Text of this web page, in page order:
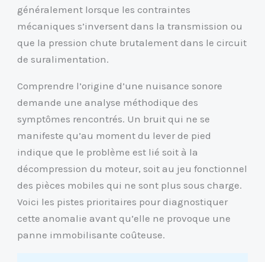
généralement lorsque les contraintes
mécaniques s’inversent dans la transmission ou
que la pression chute brutalement dans le circuit
de suralimentation.
Comprendre l’origine d’une nuisance sonore
demande une analyse méthodique des
symptômes rencontrés. Un bruit qui ne se
manifeste qu’au moment du lever de pied
indique que le problème est lié soit à la
décompression du moteur, soit au jeu fonctionnel
des pièces mobiles qui ne sont plus sous charge.
Voici les pistes prioritaires pour diagnostiquer
cette anomalie avant qu’elle ne provoque une
panne immobilisante coûteuse.